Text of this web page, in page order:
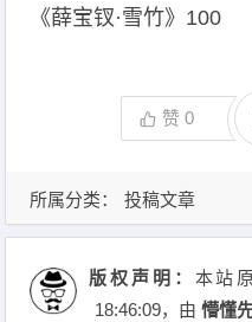
《薛宝钗·雪竹》100
赞0
所属分类： 投稿文章
版权声明： 本站
18:46:09，由懵懂